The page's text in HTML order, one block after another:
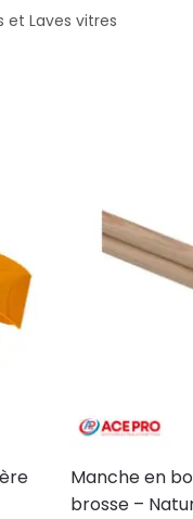
et Laves vitres
Manche en
brosse –